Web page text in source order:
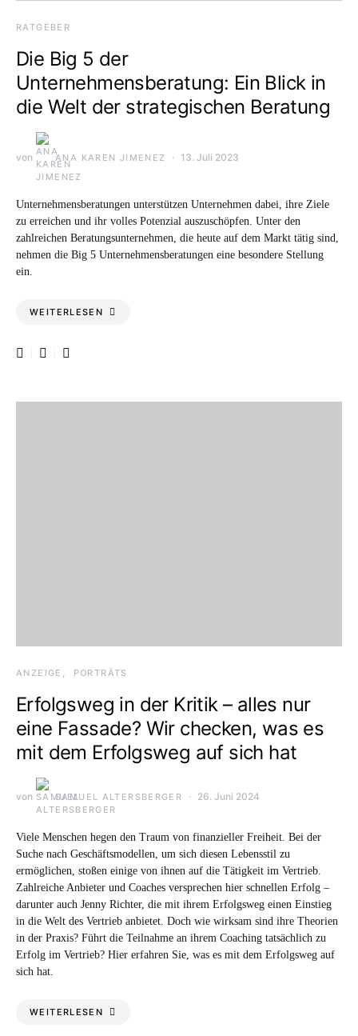
RATGEBER
Die Big 5 der
Unternehmensberatung: Ein Blick in
die Welt der strategischen Beratung
von ANA KAREN JIMENEZ 13. Juli 2023
Unternehmensberatungen unterstützen Unternehmen dabei, ihre Ziele
zu erreichen und ihr volles Potenzial auszuschöpfen. Unter den
zahlreichen Beratungsunternehmen, die heute auf dem Markt tätig sind,
nehmen die Big 5 Unternehmensberatungen eine besondere Stellung
ein.
WEITERLESEN
ANZEIGE PORTRÄTS
Erfolgsweg in der Kritik – alles nur
eine Fassade? Wir checken, was es
mit dem Erfolgsweg auf sich hat
von SAMUEL ALTERSBERGER 26. Juni 2024
Viele Menschen hegen den Traum von finanzieller Freiheit. Bei der
Suche nach Geschäftsmodellen, um sich diesen Lebensstil zu
ermöglichen, stoßen einige von ihnen auf die Tätigkeit im Vertrieb.
Zahlreiche Anbieter und Coaches versprechen hier schnellen Erfolg –
darunter auch Jenny Richter, die mit ihrem Erfolgsweg einen Einstieg
in die Welt des Vertrieb anbietet. Doch wie wirksam sind ihre Theorien
in der Praxis? Führt die Teilnahme an ihrem Coaching tatsächlich zu
Erfolg im Vertrieb? Hier erfahren Sie, was es mit dem Erfolgsweg auf
sich hat.
WEITERLESEN